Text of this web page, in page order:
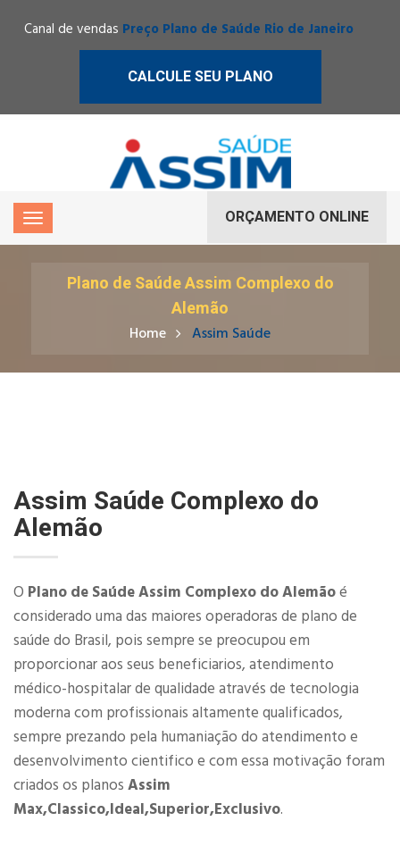
Canal de vendas Preço Plano de Saúde Rio de Janeiro
CALCULE SEU PLANO
ORÇAMENTO ONLINE
Plano de Saúde Assim Complexo do
Alemão
Home Assim Saúde
Assim Saúde Complexo do
Alemão
O Plano de Saúde Assim Complexo do Alemãoé
considerado uma das maiores operadoras de plano de
saúde do Brasil, pois sempre se preocupou em
proporcionar aos seus beneficiarios, atendimento
médico-hospitalar de qualidade através de tecnologia
moderna com profissionais altamente qualificados,
sempre prezando pela humaniação do atendimento e
desenvolvimento cientifico e com essa motivação foram
criados os planos Assim
Max,Classico,Ideal,Superior,Exclusivo.